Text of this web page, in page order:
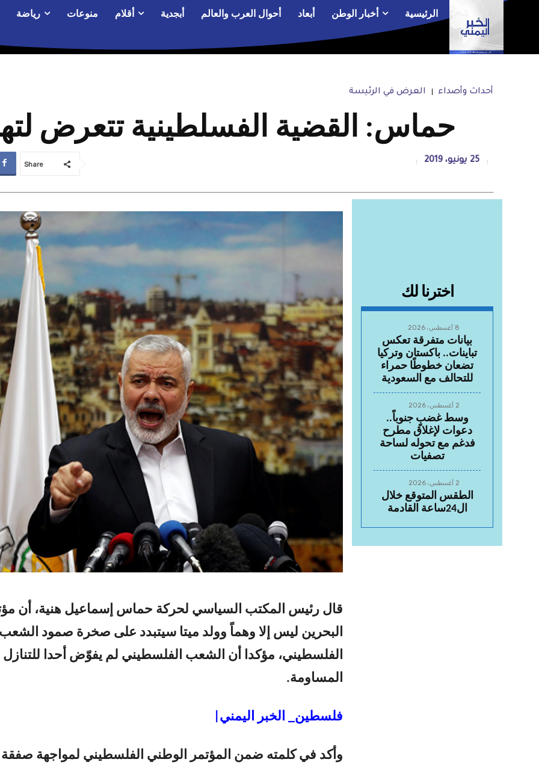
الرئيسية أخبار الوطن أبعاد أحوال العرب والعالم أبجدية أقلام منوعات رياضة
أحداث وأصداء العرض في الرئيسة
حماس: القضية الفسلطينية تتعرض
25 يونيو، 2019 Share
اخترنا لك
8 أغسطس، 2026
بيانات متفرقة تعكس
تباينات.. باكستان وتركيا
تضعان خطوطًا حمراء
للتحالف مع السعودية
2 أغسطس، 2026
وسط غضبٍ جنوباً..
دعوات لإغلاق مطرح
فدغم مع تحوله لساحة
تصفيات
2 أغسطس، 2026
الطقس المتوقع خلال
ال24ساعة القادمة
قال رئيس المكتب السياسي لحركة حماس إسماعيل هنية، أن
البحرين ليس إلا وهماً وولد ميتا سيتبدد على صخرة صمود الشعب
الفلسطيني، مؤكدا أن الشعب الفلسطيني لم يفوّض أحدا للتنازل
المساومة.
فلسطين_ الخبر اليمني|
وأكد في كلمته ضمن المؤتمر الوطني الفلسطيني لمواجهة صفقة